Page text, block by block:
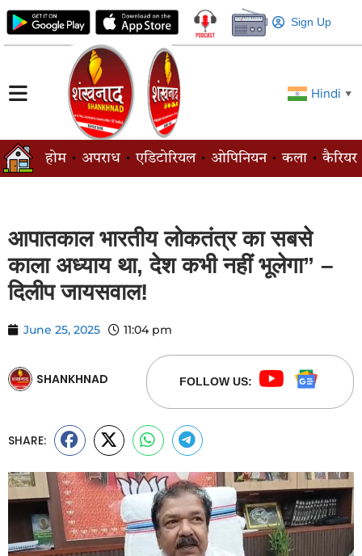
Sign Up
Hindi ▼
होम अपराध एडिटोरियल ओपिनियन कला कैरियर
आपातकाल भारतीय लोकतंत्र का सबसे
काला अध्याय था, देश कभी नहीं भूलेगा” –
दिलीप जायसवाल!
June 25, 2025 11:04 pm
SHANKHNAD FOLLOW US:
SHARE: